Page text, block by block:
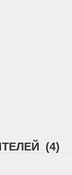
(4)